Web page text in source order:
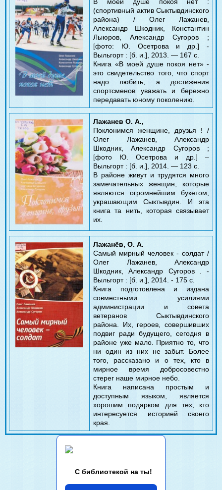
(спортивный актив Сыктывдинского
района) / Олег Лажанев,
Александр Шкодник, Константин
Лыюров, Александр Сугоров ;
[фото: Ю. Осетрова и др.] -
Выльгорт : [б. и.], 2013. — 167 с.
Книга «В моей душе покоя нет» -
это свидетельство того, что спорт
надо любить, а достижения
спортсменов уважать и бережно
передавать юному поколению.
Лажанев О. А.,
Поклонимся женщине, друзья ! /
Олег Лажанев, Александр
Шкодник, Александр Сугоров ;
[фото Ю. Осетрова и др.] –
Выльгорт : [б. и.], 2014. — 123 с.
В районе живут и трудятся много
замечательных женщин, которые
являются огромнейшим букетом,
украшающим Сыктывдин. И эта
книга та нить, которая связывает
их.
Лажанёв, О. А.
Самый мирный человек - солдат /
Олег Лажанев, Александр
Шкодник, Александр Сугоров . -
Выльгорт : [б. и.], 2014. - 175 с.
Книга подготовлена и издана
совместными усилиями
администрации и совета
ветеранов Сыктывдинского
района. Их, героев, совершивших
подвиг ради будущего, сегодня в
районе уже мало. Приятно то, что
ни один из них не забыт. Более
того, рассказано и о тех, кто в
мирное время добросовестно
стерег наше мирное небо.
Книга написана простым и
доступным языком, является
хорошим подарком для тех, кто
интересуется историей своего
края.
С библиотекой на ты!